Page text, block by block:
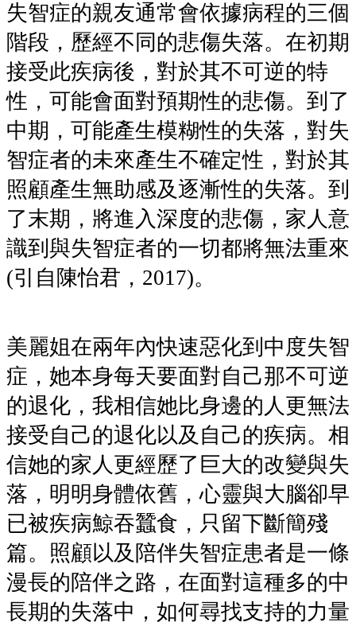
失智症的親友通常會依據病程的三個
階段，歷經不同的悲傷失落。在初期
接受此疾病後，對於其不可逆的特
性，可能會面對預期性的悲傷。到了
中期，可能產生模糊性的失落，對失
智症者的未來產生不確定性，對於其
照顧產生無助感及逐漸性的失落。到
了末期，將進入深度的悲傷，家人意
識到與失智症者的一切都將無法重來
(引自陳怡君， 2017)。
美麗姐在兩年內快速惡化到中度失智
症，她本身每天要面對自己那不可逆
的退化，我相信她比身邊的人更無法
接受自己的退化以及自己的疾病。相
信她的家人更經歷了巨大的改變與失
落，明明身體依舊，心靈與大腦卻早
已被疾病鯨吞蠶食，只留下斷簡殘
篇。照顧以及陪伴失智症患者是一條
漫長的陪伴之路，在面對這種多的中
長期的失落中，如何尋找支持的力量